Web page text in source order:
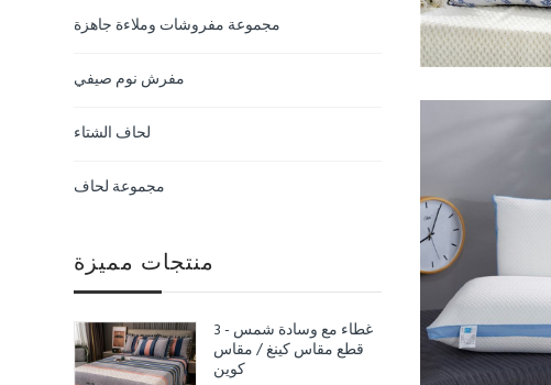
مجموعة مفروشات وملاءة جاهزة
مفرش نوم صيفي
لحاف الشتاء
مجموعة لحاف
منتجات مميزة
غطاء مع وسادة شمس - 3
قطع مقاس كينغ / مقاس
كوين